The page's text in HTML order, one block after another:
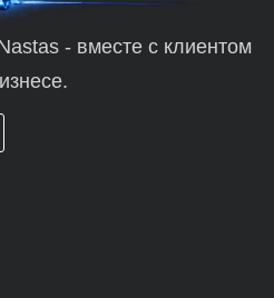
- вместе с клиентом